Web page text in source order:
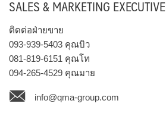
SALES & MARKETING EXECUTIVE
ติดต่อฝ่ายขาย
093-939-5403 คุณบิว
081-819-6151 คุณโท
094-265-4529 คุณมาย
info@qma-group.com